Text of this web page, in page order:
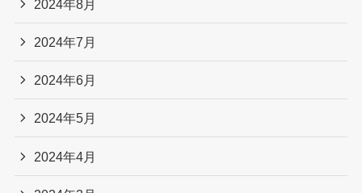
2024年8月
2024年7月
2024年6月
2024年5月
2024年4月